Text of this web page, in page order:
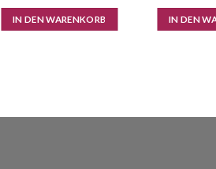
IN DEN WARENKORB IN DEN